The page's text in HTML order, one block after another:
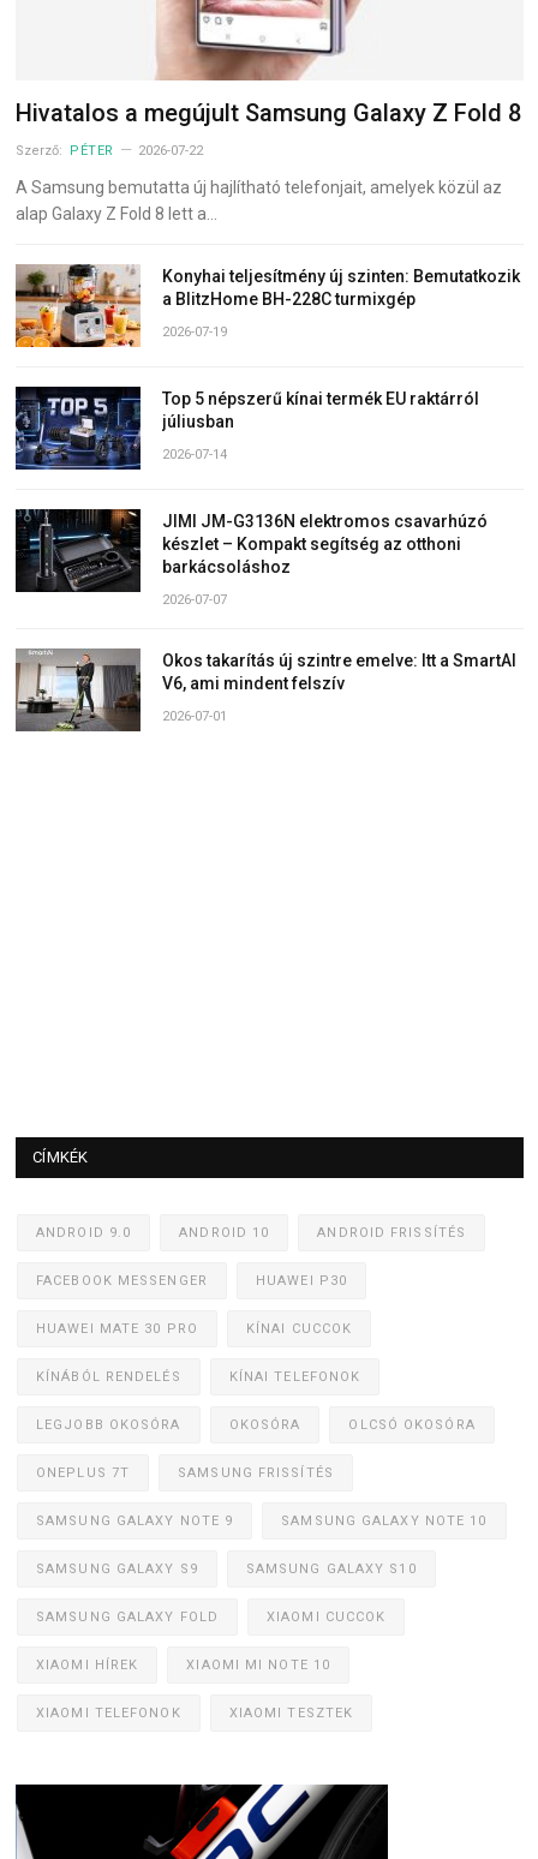
Hivatalos a megújult Samsung Galaxy Z Fold 8
Szerző: PÉTER 2026-07-22
A Samsung bemutatta új hajlítható telefonjait, amelyek közül az
alap Galaxy Z Fold 8 lett a…
Konyhai teljesítmény új szinten: Bemutatkozik
a BlitzHome BH-228C turmixgép
2026-07-19
Top 5 népszerű kínai termék EU raktárról
júliusban
2026-07-14
JIMI JM-G3136N elektromos csavarhúzó
készlet – Kompakt segítség az otthoni
barkácsoláshoz
2026-07-07
Okos takarítás új szintre emelve: Itt a SmartAI
V6, ami mindent felszív
2026-07-01
CÍMKÉK
ANDROID 9.0 ANDROID 10 ANDROID FRISSÍTÉS
FACEBOOK MESSENGER HUAWEI P30
HUAWEI MATE 30 PRO KÍNAI CUCCOK
KÍNÁBÓL RENDELÉS KÍNAI TELEFONOK
LEGJOBB OKOSÓRA OKOSÓRA OLCSÓ OKOSÓRA
ONEPLUS 7T SAMSUNG FRISSÍTÉS
SAMSUNG GALAXY NOTE 9 SAMSUNG GALAXY NOTE 10
SAMSUNG GALAXY S9 SAMSUNG GALAXY S10
SAMSUNG GALAXY FOLD XIAOMI CUCCOK
XIAOMI HÍREK XIAOMI MI NOTE 10
XIAOMI TELEFONOK XIAOMI TESZTEK